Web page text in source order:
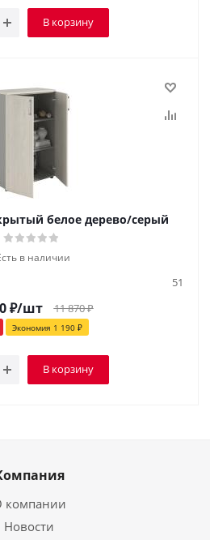
В корзину
белое дерево/серый
в наличии
51
₽/шт 11 870₽
Экономия 1 190₽
В корзину
компании
Новости